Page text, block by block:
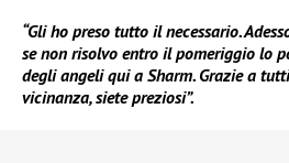
“Gli ho preso tutto il necessario.
se non risolvo entro il pomeriggio lo
degli angeli qui a Sharm. Grazie a
vicinanza, siete preziosi”.